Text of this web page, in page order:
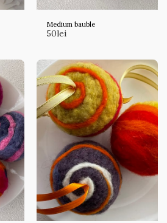
Medium bauble
50lei